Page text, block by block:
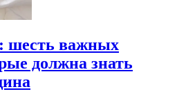
шесть важных
должна знать